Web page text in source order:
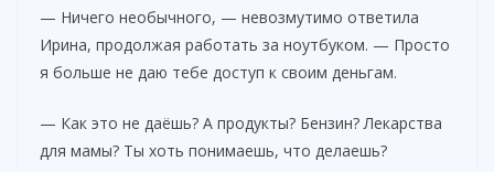
y
V
i
— Ничего необычного, — невозмутимо ответила
Ирина, продолжая работать за ноутбуком. — Просто
я больше не даю тебе доступ к своим деньгам.
— Как это не даёшь? А продукты? Бензин? Лекарства
для мамы? Ты хоть понимаешь, что делаешь?